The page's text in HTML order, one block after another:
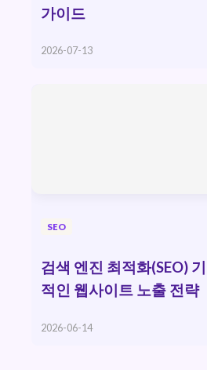
가이드
2026-07-13
SEO
검색 엔진 최적화(SEO)
적인 웹사이트 노출 전략
2026-06-14